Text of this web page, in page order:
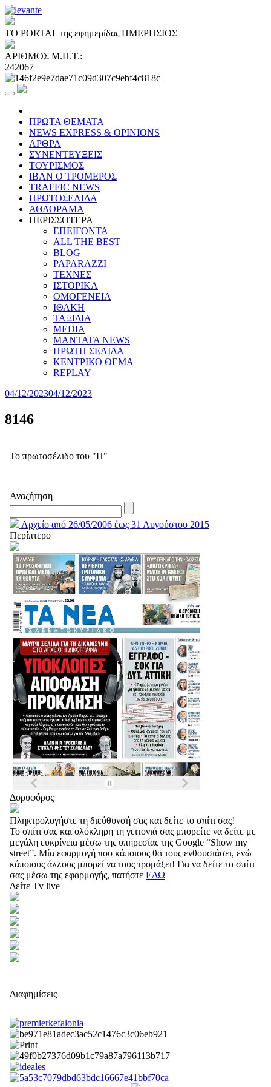
ΤΟ PORTAL της εφημερίδας ΗΜΕΡΗΣΙΟΣ
ΑΡΙΘΜΟΣ Μ.Η.Τ.:
242067
ΠΡΩΤΑ ΘΕΜΑΤΑ
NEWS EXPRESS & OPINIONS
ΑΡΘΡΑ
ΣΥΝΕΝΤΕΥΞΕΙΣ
ΤΟΥΡΙΣΜΟΣ
ΙΒΑΝ Ο ΤΡΟΜΕΡΟΣ
TRAFFIC NEWS
ΠΡΩΤΟΣΕΛΙΔΑ
ΑΘΛΟΡΑΜΑ
ΠΕΡΙΣΣΟΤΕΡΑ
ΕΠΕΙΓΟΝΤΑ
ALL THE BEST
BLOG
PAPARAZZI
ΤΕΧΝΕΣ
ΙΣΤΟΡΙΚΑ
ΟΜΟΓΕΝΕΙΑ
ΙΘΑΚΗ
ΤΑΞΙΔΙΑ
MEDIA
MANTATA NEWS
ΠΡΩΤΗ ΣΕΛΙΔΑ
ΚΕΝΤΡΙΚΟ ΘΕΜΑ
REPLAY
04/12/202304/12/2023
8146
Το πρωτοσέλιδο του "Η"
Αναζήτηση
Αρχείο από 26/05/2006 έως 31 Αυγούστου 2015
Περίπτερο
Δορυφόρος
Πληκτρολογήστε τη διεύθυνσή σας και δείτε το σπίτι σας!
Το σπίτι σας και ολόκληρη τη γειτονιά σας μπορείτε να δείτε με
μεγάλη ευκρίνεια μέσω της υπηρεσίας της Google “Show my
street”. Μία εφαρμογή που κάποιους θα τους ενθουσιάσει, ενώ
κάποιους άλλους μπορεί να τους τρομάξει! Για να δείτε το σπίτι
σας μέσω της εφαρμογής, πατήστε ΕΔΩ
Δείτε Tv live
Διαφημίσεις